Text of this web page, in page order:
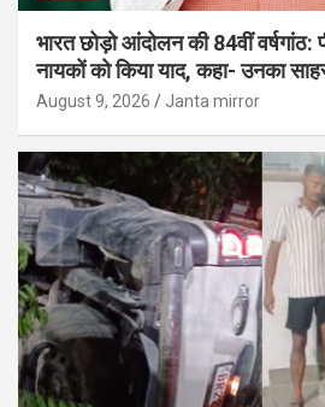
भारत छोड़ो आंदोलन की 84वीं वर्षगांठ:
नायकों को किया याद, कहा- उनका
August 9, 2026 Janta mirror